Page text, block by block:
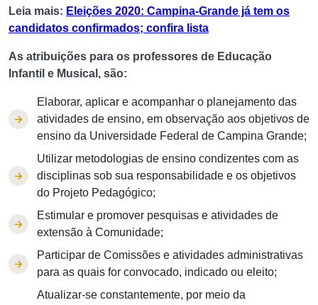
Leia mais: Eleições 2020: Campina-Grande já tem os
candidatos confirmados; confira lista
As atribuições para os professores de Educação
Infantil e Musical, são:
Elaborar, aplicar e acompanhar o planejamento das
atividades de ensino, em observação aos objetivos de
ensino da Universidade Federal de Campina Grande;
Utilizar metodologias de ensino condizentes com as
disciplinas sob sua responsabilidade e os objetivos
do Projeto Pedagógico;
Estimular e promover pesquisas e atividades de
extensão à Comunidade;
Participar de Comissões e atividades administrativas
para as quais for convocado, indicado ou eleito;
Atualizar-se constantemente, por meio da